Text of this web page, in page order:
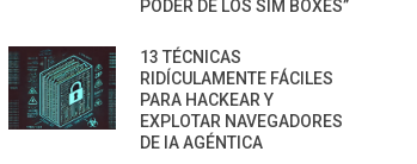
PODER DE LOS SIM BOXES”
13 TÉCNICAS
RIDÍCULAMENTE FÁCILES
PARA HACKEAR Y
EXPLOTAR NAVEGADORES
DE IA AGÉNTICA